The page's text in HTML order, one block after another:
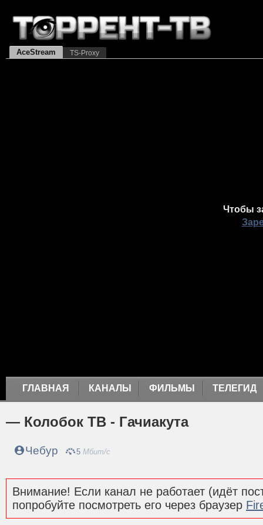
AceStream TS-Proxy
Чтобы
ГЛАВНАЯ КАНАЛЫ ФИЛЬМЫ ТЕЛЕГИД
— Колобок ТВ - Гачиакута
Чебур 5 Мбит/с
Внимание! Если канал не работает (идёт
попробуйте посмотреть его через браузер